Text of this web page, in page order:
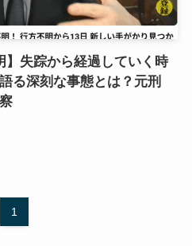
】失踪から経過していく時
る深刻な事態とは？元刑
1